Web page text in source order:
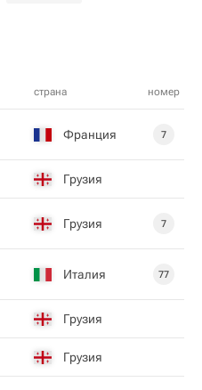
страна номер
Франция 7
Грузия
Грузия 7
Италия 77
Грузия
Грузия